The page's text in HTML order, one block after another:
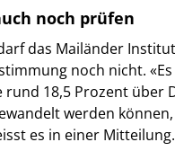
noch prüfen
das Mailänder
noch nicht.
18,5 Prozent über
werden
es in einer Mitteilung.